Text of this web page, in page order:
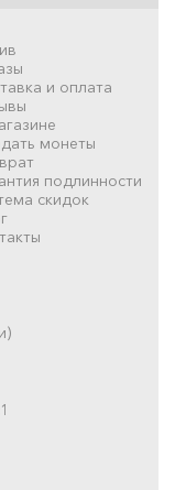
и оплата
монеты
подлинности
скидок